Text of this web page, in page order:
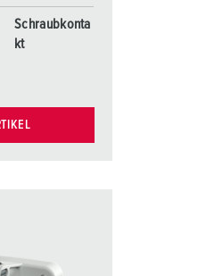
Schraubkonta
kt